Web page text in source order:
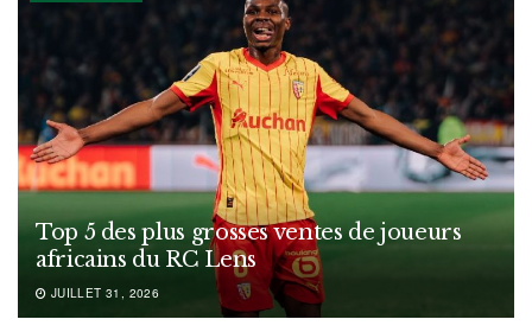
Top 5 des plus grosses ventes de joueurs
africains du RC Lens
JUILLET 31, 2026